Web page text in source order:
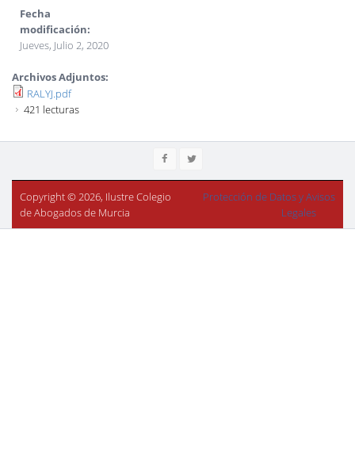
Fecha
modificación:
Jueves, Julio 2, 2020
Archivos Adjuntos:
RALYJ.pdf
421 lecturas
Copyright © 2026, Ilustre Colegio
de Abogados de Murcia
Protección de Datos y Avisos
Legales